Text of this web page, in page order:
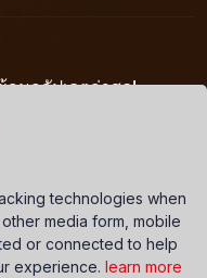
อมูลอัปเดตล่าสุด!
technologies when
media form, mobile
or connected to help
experience. learn more